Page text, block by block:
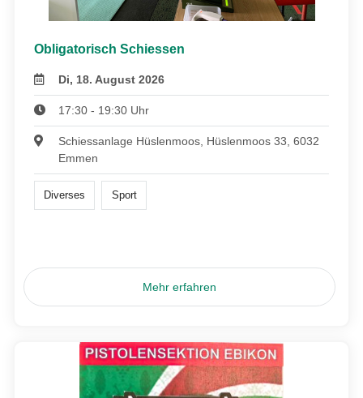
Obligatorisch Schiessen
Di, 18. August 2026
17:30 - 19:30 Uhr
Schiessanlage Hüslenmoos, Hüslenmoos 33, 6032
Emmen
Diverses Sport
Mehr erfahren